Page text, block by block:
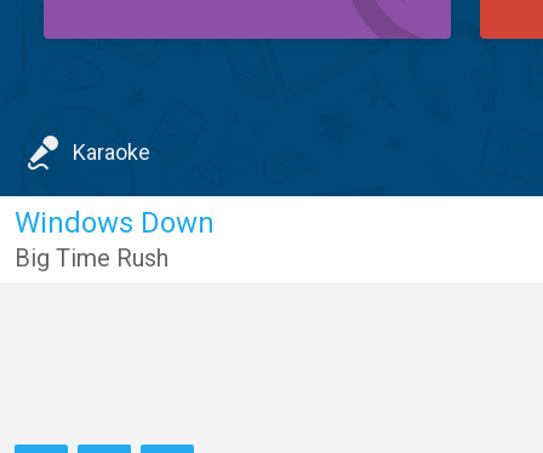
Karaoke
Windows Down
Big Time Rush